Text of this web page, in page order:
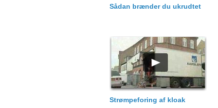
Sådan brænder du ukrudtet
Strømpeforing af kloak